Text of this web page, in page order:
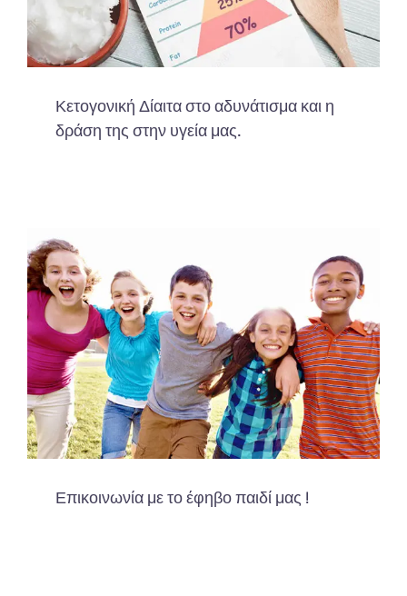
Κετογονική Δίαιτα στο αδυνάτισμα και η
δράση της στην υγεία μας.
Επικοινωνία με το έφηβο παιδί μας !